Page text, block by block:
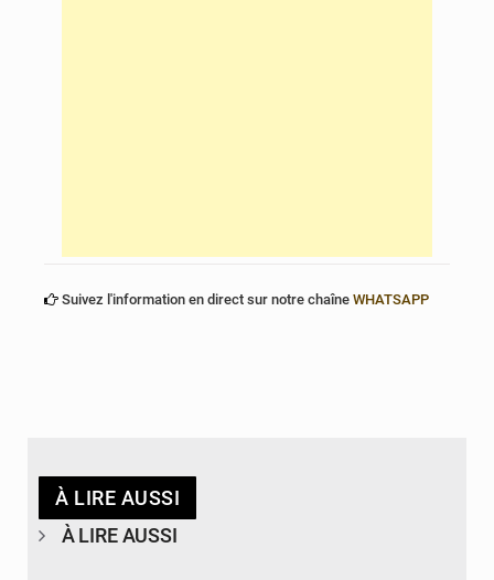
Suivez l'information en direct sur notre chaîne WHATSAPP
À LIRE AUSSI
À LIRE AUSSI